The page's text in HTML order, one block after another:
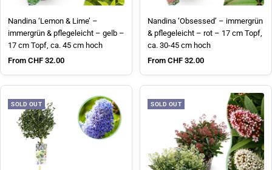
Nandina ‘Lemon & Lime’ –
immergrün & pflegeleicht – gelb –
17 cm Topf, ca. 45 cm hoch
Sale price
From CHF 32.00
Nandina ‘Obsessed’ – immergrün
& pflegeleicht – rot – 17 cm Topf,
ca. 30-45 cm hoch
Sale price
From CHF 32.00
SOLD OUT SOLD OUT